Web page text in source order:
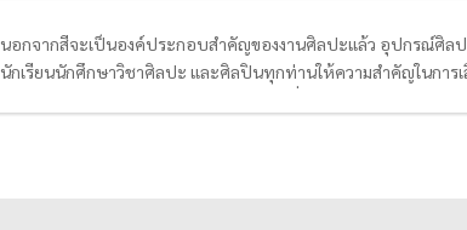
นอกจากสีจะเป็นองค์ประกอบสำคัญของงานศิลปะแล้ว อุปกรณ์ศิลป
นักเรียนนักศึกษาวิชาศิลปะ และศิลปินทุกท่านให้ความสำคัญในการ
มาก และล้างทำความสะอาดได้ง่าย ในขณะที่กระดาษสำหรับวาดภ